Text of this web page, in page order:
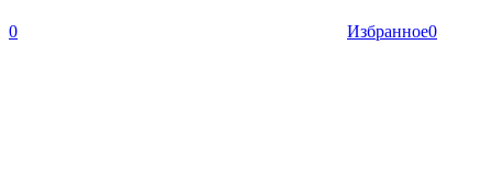
0 Избранное0